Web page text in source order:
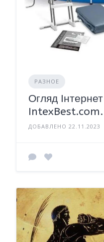
РАЗНОЕ
Огляд
ДОБАВЛЕНО 22.11.2023